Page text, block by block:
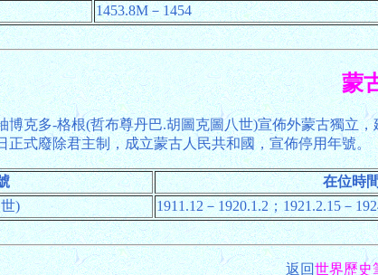
1453.8M－1454
蒙
博克多-格根(哲布尊丹巴.胡圖克圖八世)宣佈外蒙古獨立
正式廢除君主制，成立蒙古人民共和國，宣佈停用年號。
在位時間
)
1911.12－1920.1.2；1921.2.15－
返回世界歷史